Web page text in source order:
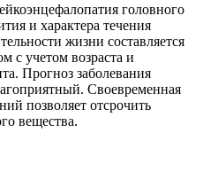
головного
и характера течения
жизни составляется
с учетом возраста и
Прогноз заболевания
Своевременная
позволяет отсрочить
вещества.